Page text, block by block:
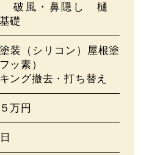
破風・鼻隠し 樋
礎
装（シリコン）屋根塗
ッ素）
ング撤去・打ち替え
万円